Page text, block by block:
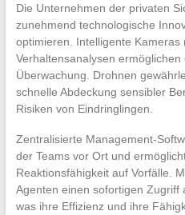
Die Unternehmen der privaten
zunehmend technologische
optimieren. Intelligente
Verhaltensanalysen
Überwachung. Drohnen
schnelle Abdeckung sensibler
Risiken von Eindringlingen.
Zentralisierte Management-
der Teams vor Ort und
Reaktionsfähigkeit auf Vorfälle.
Agenten einen sofortigen Zugriff
was ihre Effizienz und ihre